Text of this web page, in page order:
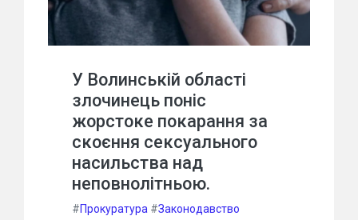
У Волинській області
злочинець поніс
жорстоке покарання за
скоєння сексуального
насильства над
неповнолітньою.
#Прокуратура #Законодавство